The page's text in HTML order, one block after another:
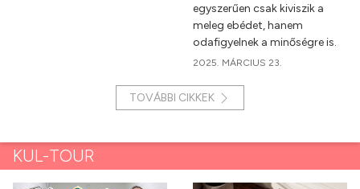
egyszerűen csak kiviszik a
meleg ebédet, hanem
odafigyelnek a minőségre is.
2025. MÁRCIUS 23.
TOVÁBBI CIKKEK
KUL-TOUR